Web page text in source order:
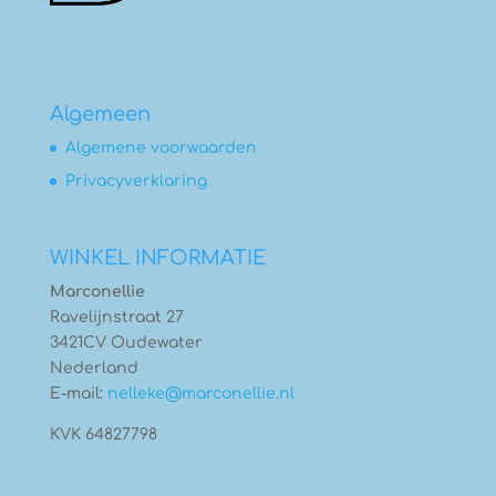
Algemeen
Algemene voorwaarden
Privacyverklaring
WINKEL INFORMATIE
Marconellie
Ravelijnstraat 27
3421CV Oudewater
Nederland
E-mail: nelleke@marconellie.nl
KVK 64827798